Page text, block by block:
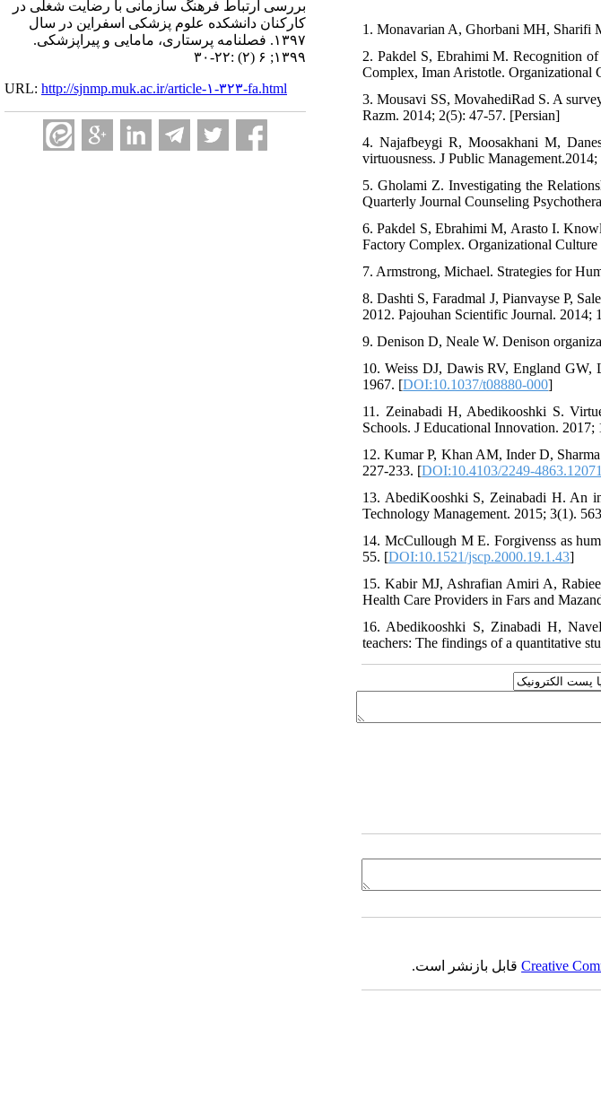
بررسی ارتباط فرهنگ سازمانی با رضایت شغلی در
کارکنان دانشکده علوم پزشکی اسفراین در سال
۱۳۹۷. فصلنامه پرستاری، مامایی و پیراپزشکی.
۱۳۹۹; ۶ (۲) :۲۲-۳۰
URL: http://sjnmp.muk.ac.ir/article-۱-۳۲۳-fa.html
1. Monavarian A, Ghorbani MH, Sharifi
2. Pakdel S, Ebrahimi M. Recognition
Complex, Iman Aristotle. Organizational
3. Mousavi SS, MovahediRad S. A
Razm. 2014; 2(5): 47-57. [Persian]
4. Najafbeygi R, Moosakhani M,
virtuousness. J Public
5. Gholami Z. Investigating the
Quarterly Journal Counseling
6. Pakdel S, Ebrahimi M, Arasto I.
Factory Complex. Organizational
7. Armstrong, Michael. Strategies for
8. Dashti S, Faradmal J, Pianvayse P,
2012. Pajouhan Scientific Journal. 2014;
9. Denison D, Neale W. Denison
10. Weiss DJ, Dawis RV, England GW,
1967. [DOI:10.1037/t08880-000]
11. Zeinabadi H, Abedikooshki S.
Schools. J Educational Innovation. 2017;
12. Kumar P, Khan AM, Inder D,
227-233. [DOI:10.4103/2249-
13. AbediKooshki S, Zeinabadi H. An
Technology Management. 2015; 3(1).
14. McCullough M E. Forgivenss as
55. [DOI:10.1521/jscp.2000.19.1.43]
15. Kabir MJ, Ashrafian Amiri A,
Health Care Providers in Fars and
16. Abedikooshki S, Zinabadi H,
teachers: The findings of a quantitative
Creativeقابل بازنشر است.